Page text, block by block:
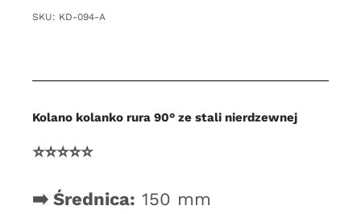
kolanko
fi
mm
nierdzewna
komin
SKU: KD-094-A
Kolano kolanko rura 90° ze stali nierdzewnej
⭐️⭐️⭐️⭐️⭐️
➡️ Średnica: 150 mm